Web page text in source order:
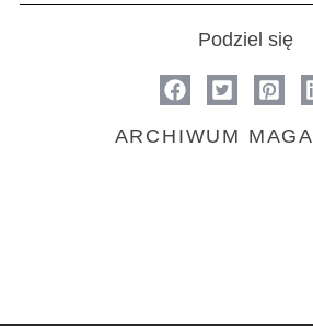
Podziel się
ARCHIWUM